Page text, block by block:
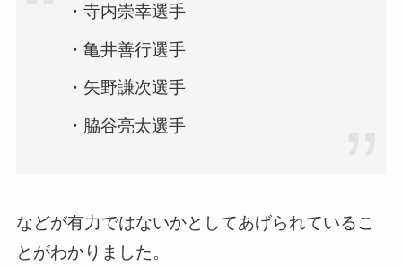
・寺内崇幸選手
・亀井善行選手
・矢野謙次選手
・脇谷亮太選手
などが有力ではないかとしてあげられているこ
とがわかりました。